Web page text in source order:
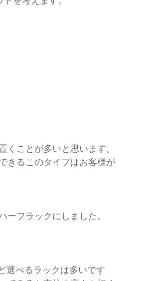
ことが多いと思います。
きるこのタイプはお客様が
フラックにしました。
選べるラックは多いです